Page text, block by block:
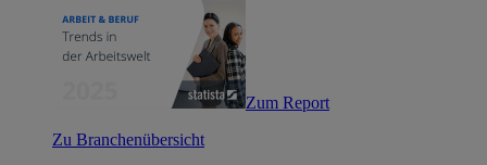
Zum Report
Zu Branchenübersicht